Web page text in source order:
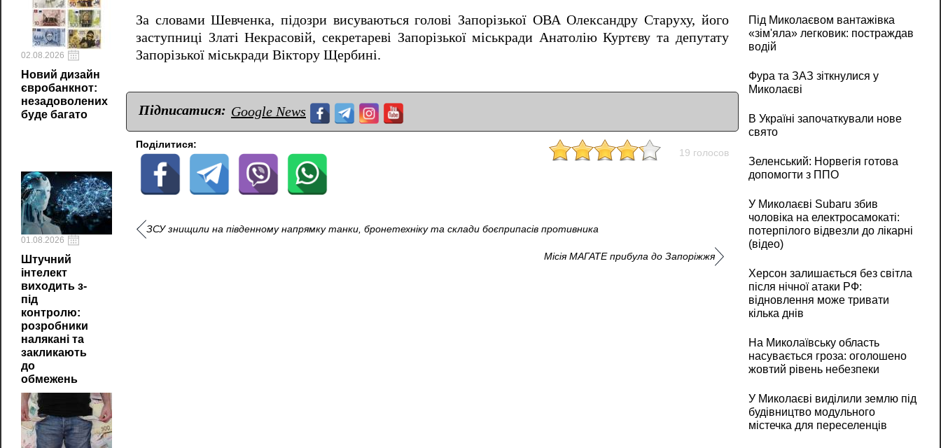
02.08.2026
Новий дизайн
євробанкнот:
незадоволених
буде багато
01.08.2026
Штучний
інтелект
виходить з-
під
контролю:
розробники
налякані та
закликають
до
обмежень
За словами Шевченка, підозри висуваються голові Запорізької ОВА Олександру Старуху, його
заступниці Златі Некрасовій, секретареві Запорізької міськради Анатолію Куртєву та депутату
Запорізької міськради Віктору Щербині.
Підписатися: Google News
Поділитися:
19 голосов
ЗСУ знищили на південному напрямку танки, бронетехніку та склади боєприпасів противника
Місія МАГАТЕ прибула до Запоріжжя
Під Миколаєвом вантажівка
«зім'яла» легковик: постраждав
водій
Фура та ЗАЗ зіткнулися у
Миколаєві
В Україні започаткували нове
свято
Зеленський: Норвегія готова
допомогти з ППО
У Миколаєві Subaru збив
чоловіка на електросамокаті:
потерпілого відвезли до лікарні
(відео)
Херсон залишається без світла
після нічної атаки РФ:
відновлення може тривати
кілька днів
На Миколаївську область
насувається гроза: оголошено
жовтий рівень небезпеки
У Миколаєві виділили землю під
будівництво модульного
містечка для переселенців